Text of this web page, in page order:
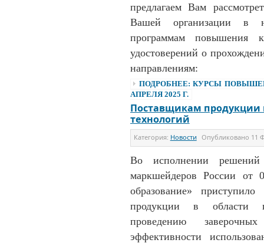
предлагаем Вам
Вашей организации в
программам повышения
удостоверений о
направлениям:
ПОДРОБНЕЕ: КУРСЫ
АПРЕЛЯ 2025 Г.
Поставщикам продукции
технологий
Категория: Новости Опубликовано 11
Во исполнении решений
маркшейдеров России
образование»
продукции в области
проведению
эффективности